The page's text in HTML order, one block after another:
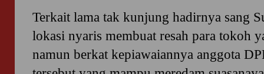
Terkait lama tak kunjung hadirnya sang
lokasi nyaris membuat resah para tokoh
namun berkat kepiawaiannya anggota